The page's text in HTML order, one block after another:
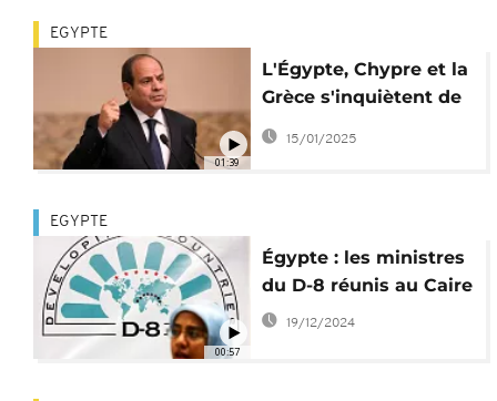
01:39
EGYPTE
L'Égypte, Chypre et la
Grèce s'inquiètent de
la situation à Gaza et
15/01/2025
00:57
EGYPTE
Égypte : les ministres
du D-8 réunis au Caire
19/12/2024